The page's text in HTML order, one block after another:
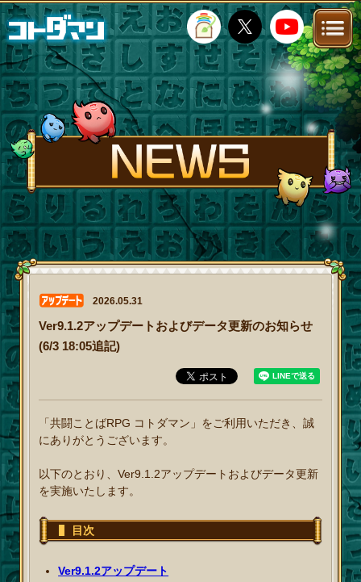
TOP STORY NEWS
FANKIT FAQ
2026.05.31
Ver9.1.2アップデートおよびデータ更新のお知らせ
(6/3 18:05追記)
「共闘ことばRPG コトダマン」をご利用いただき、誠
にありがとうございます。
以下のとおり、Ver9.1.2アップデートおよびデータ更新
を実施いたします。
目次
Ver9.1.2アップデート